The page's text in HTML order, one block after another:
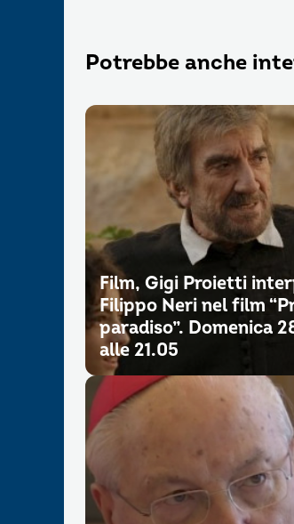
Potrebbe anche
Film, Gigi Proietti
Filippo Neri nel film
paradiso”. Domenica
alle 21.05